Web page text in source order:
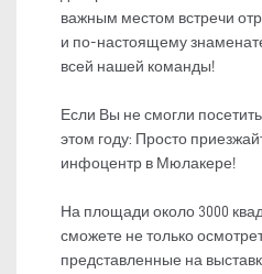
важным местом встречи
и по-настоящему
всей нашей команды!
Если Вы не смогли
этом году: Просто
инфоцентр в Мюлакере!
На площади около 3000
сможете не только
представленные на